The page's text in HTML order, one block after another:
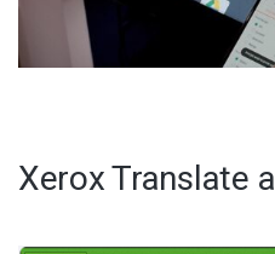
Xerox Translate